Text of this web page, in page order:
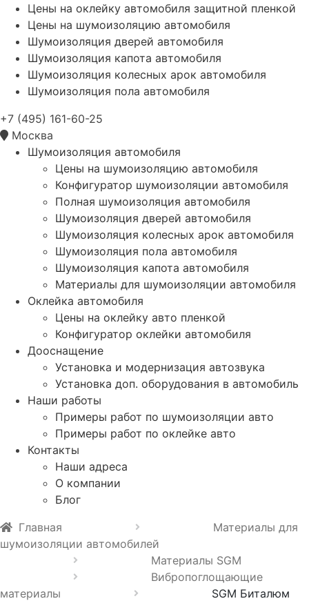
Цены на оклейку автомобиля защитной пленкой
Цены на шумоизоляцию автомобиля
Шумоизоляция дверей автомобиля
Шумоизоляция капота автомобиля
Шумоизоляция колесных арок автомобиля
Шумоизоляция пола автомобиля
+7 (495) 161-60-25
Москва
Шумоизоляция автомобиля
Цены на шумоизоляцию автомобиля
Конфигуратор шумоизоляции автомобиля
Полная шумоизоляция автомобиля
Шумоизоляция дверей автомобиля
Шумоизоляция колесных арок автомобиля
Шумоизоляция пола автомобиля
Шумоизоляция капота автомобиля
Материалы для шумоизоляции автомобиля
Оклейка автомобиля
Цены на оклейку авто пленкой
Конфигуратор оклейки автомобиля
Дооснащение
Установка и модернизация автозвука
Установка доп. оборудования в автомобиль
Наши работы
Примеры работ по шумоизоляции авто
Примеры работ по оклейке авто
Контакты
Наши адреса
О компании
Блог
Главная
Материалы для
шумоизоляции автомобилей
Материалы SGM
Вибропоглощающие
материалы
SGM Биталюм